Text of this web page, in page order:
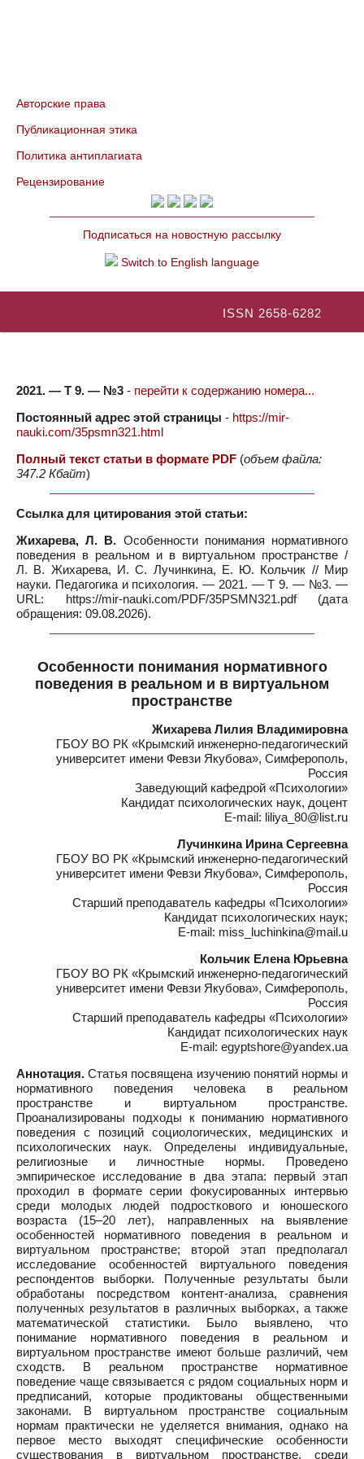
Авторские права
Публикационная этика
Политика антиплагиата
Рецензирование
Подписаться на новостную рассылку
Switch to English language
ISSN 2658-6282
2021. — Т 9. — №3 - перейти к содержанию номера...
Постоянный адрес этой страницы - https://mir-
nauki.com/35psmn321.html
Полный текст статьи в формате PDF (объем файла:
347.2 Кбайт)
Ссылка для цитирования этой статьи:
Жихарева, Л. В. Особенности понимания нормативного
поведения в реальном и в виртуальном пространстве /
Л. В. Жихарева, И. С. Лучинкина, Е. Ю. Кольчик // Мир
науки. Педагогика и психология. — 2021. — Т 9. — №3. —
URL: https://mir-nauki.com/PDF/35PSMN321.pdf (дата
обращения: 09.08.2026).
Особенности понимания нормативного
поведения в реальном и в виртуальном
пространстве
Жихарева Лилия Владимировна
ГБОУ ВО РК «Крымский инженерно-педагогический
университет имени Февзи Якубова», Симферополь,
Россия
Заведующий кафедрой «Психологии»
Кандидат психологических наук, доцент
E-mail: liliya_80@list.ru
Лучинкина Ирина Сергеевна
ГБОУ ВО РК «Крымский инженерно-педагогический
университет имени Февзи Якубова», Симферополь,
Россия
Старший преподаватель кафедры «Психологии»
Кандидат психологических наук;
E-mail: miss_luchinkina@mail.u
Кольчик Елена Юрьевна
ГБОУ ВО РК «Крымский инженерно-педагогический
университет имени Февзи Якубова», Симферополь,
Россия
Старший преподаватель кафедры «Психологии»
Кандидат психологических наук
E-mail: egyptshore@yandex.ua
Аннотация. Статья посвящена изучению понятий нормы и
нормативного поведения человека в реальном
пространстве и виртуальном пространстве.
Проанализированы подходы к пониманию нормативного
поведения с позиций социологических, медицинских и
психологических наук. Определены индивидуальные,
религиозные и личностные нормы. Проведено
эмпирическое исследование в два этапа: первый этап
проходил в формате серии фокусированных интервью
среди молодых людей подросткового и юношеского
возраста (15–20 лет), направленных на выявление
особенностей нормативного поведения в реальном и
виртуальном пространстве; второй этап предполагал
исследование особенностей виртуального поведения
респондентов выборки. Полученные результаты были
обработаны посредством контент-анализа, сравнения
полученных результатов в различных выборках, а также
математической статистики. Было выявлено, что
понимание нормативного поведения в реальном и
виртуальном пространстве имеют больше различий, чем
сходств. В реальном пространстве нормативное
поведение чаще связывается с рядом социальных норм и
предписаний, которые продиктованы общественными
законами. В виртуальном пространстве социальным
нормам практически не уделяется внимания, однако на
первое место выходят специфические особенности
существования в виртуальном пространстве, среди